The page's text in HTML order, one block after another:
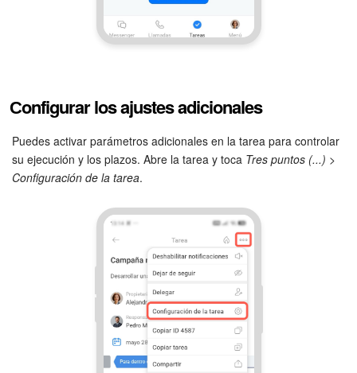
Tienda CRM
Base de conocimientos
Firma electrónica
Firma electrónica para RR. HH.
Automatización
Flujos de trabajo
Marketing
Gestión del inventario
Сonfigurar los ajustes adicionales
Puedes activar parámetros adicionales en la tarea para controlar
su ejecución y los plazos. Abre la tarea y toca Tres puntos (...) >
Configuración de la tarea.